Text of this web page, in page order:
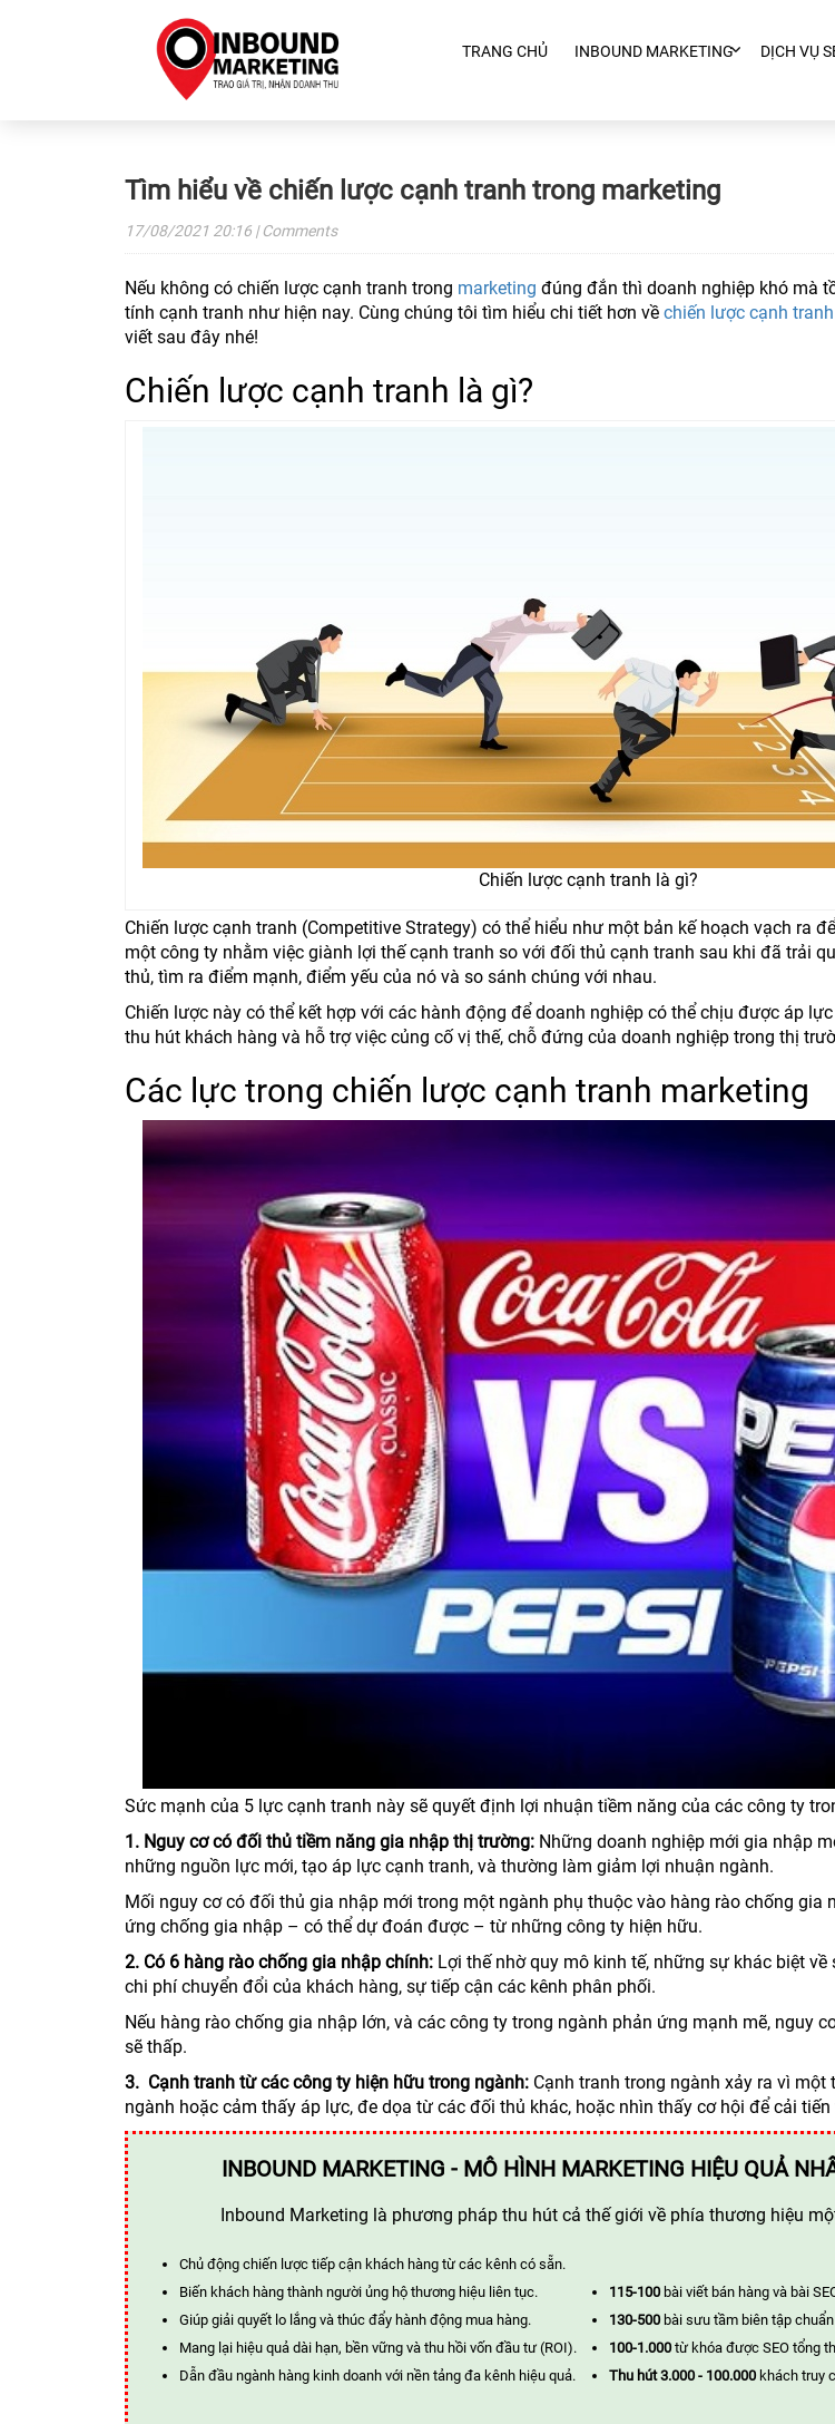
TRANG CHỦ INBOUND MARKETING DỊCH VỤ
Tìm hiểu về chiến lược cạnh tranh trong marketing
17/08/2021 20:16 | Comments
Nếu không có chiến lược cạnh tranh trong marketing đúng đắn thì doanh nghiệp khó mà
tính cạnh tranh như hiện nay. Cùng chúng tôi tìm hiểu chi tiết hơn về chiến lược cạnh
viết sau đây nhé!
Chiến lược cạnh tranh là gì?
Chiến lược cạnh tranh là gì?
Chiến lược cạnh tranh (Competitive Strategy) có thể hiểu như một bản kế hoạch vạch ra
một công ty nhằm việc giành lợi thế cạnh tranh so với đối thủ cạnh tranh sau khi đã trải
thủ, tìm ra điểm mạnh, điểm yếu của nó và so sánh chúng với nhau.
Chiến lược này có thể kết hợp với các hành động để doanh nghiệp có thể chịu được áp
thu hút khách hàng và hỗ trợ việc củng cố vị thế, chỗ đứng của doanh nghiệp trong thị
Các lực trong chiến lược cạnh tranh marketing
Sức mạnh của 5 lực cạnh tranh này sẽ quyết định lợi nhuận tiềm năng của các công ty
1. Nguy cơ có đối thủ tiềm năng gia nhập thị trường: Những doanh nghiệp mới gia nhập
những nguồn lực mới, tạo áp lực cạnh tranh, và thường làm giảm lợi nhuận ngành.
Mối nguy cơ có đối thủ gia nhập mới trong một ngành phụ thuộc vào hàng rào chống gia
ứng chống gia nhập – có thể dự đoán được – từ những công ty hiện hữu.
2. Có 6 hàng rào chống gia nhập chính: Lợi thế nhờ quy mô kinh tế, những sự khác biệt về
chi phí chuyển đổi của khách hàng, sự tiếp cận các kênh phân phối.
Nếu hàng rào chống gia nhập lớn, và các công ty trong ngành phản ứng mạnh mẽ, nguy
sẽ thấp.
3. Cạnh tranh từ các công ty hiện hữu trong ngành: Cạnh tranh trong ngành xảy ra vì
ngành hoặc cảm thấy áp lực, đe dọa từ các đối thủ khác, hoặc nhìn thấy cơ hội để cải
INBOUND MARKETING - MÔ HÌNH MARKETING HIỆU QUẢ
Inbound Marketing là phương pháp thu hút cả thế giới về phía thương hiệu
Chủ động chiến lược tiếp cận khách hàng từ các kênh có sẵn.
Biến khách hàng thành người ủng hộ thương hiệu liên tục.
Giúp giải quyết lo lắng và thúc đẩy hành động mua hàng.
Mang lại hiệu quả dài hạn, bền vững và thu hồi vốn đầu tư (ROI).
Dẫn đầu ngành hàng kinh doanh với nền tảng đa kênh hiệu quả.
115-100 bài viết bán hàng và bài
130-500 bài sưu tầm biên tập
100-1.000 từ khóa được SEO tổng
Thu hút 3.000 - 100.000 khách truy